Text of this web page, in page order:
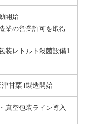
開始
業の営業許可を取得
装レトルト殺菌設備1
甘栗｣製造開始
真空包装ライン導入